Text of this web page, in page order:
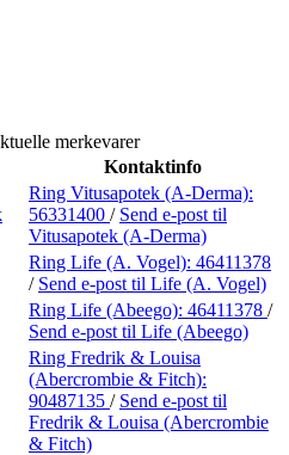
merkevarer
Kontaktinfo
Ring Vitusapotek (A-Derma):
56331400 / Send e-post til
Vitusapotek (A-Derma)
Ring Life (A. Vogel): 46411378
/ Send e-post til Life (A. Vogel)
Ring Life (Abeego): 46411378 /
Send e-post til Life (Abeego)
Ring Fredrik & Louisa
(Abercrombie & Fitch):
90487135 / Send e-post til
Fredrik & Louisa (Abercrombie
& Fitch)